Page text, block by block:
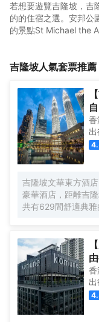
若想要遊覽吉隆坡，吉
的的住宿之選。安邦公
的景點St Michael the
Kuala Lumpur、The
讓閒暇時間更加充實，
消除在異國的語言障礙
若想要遊覽吉隆坡，
的景點St Michael the
Association和Luth
讓閒暇時間更加充實
廳和商務中心，可供
消除在異國的語言障礙
吉隆坡人氣套票推薦
香
吉隆坡文華東方酒
豪華酒店，距離吉
共有629間舒適典
供146間客房和20
廊設施的優待。客
酒吧令人更加難忘
室盡情享受或舉辦
施，包括一個可容
會廳也可容納500位
於研討會，國際會
香